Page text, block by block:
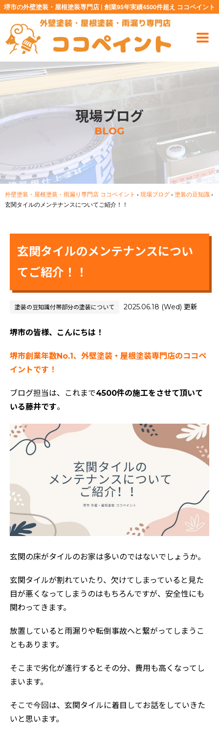
堺市の外壁塗装・屋根塗装専門店 | 創業95年実績4500件超え ココペイント
現場ブログ
BLOG
外壁塗装・屋根塗装・雨漏り専門店 ココペイント › 現場ブログ › 塗装の豆知識 ›
玄関タイルのメンテナンスについてご紹介！！
玄関タイルのメンテナンスについ
てご紹介！！
塗装の豆知識付帯部分の塗装について 2025.06.18 (Wed) 更新
堺市の皆様、こんにちは！
堺市創業年数No.1、外壁塗装・屋根塗装専門店のココペ
イントです！
ブログ担当は、これまで4500件の施工をさせて頂いて
いる藤井です。
玄関の床がタイルのお家は多いのではないでしょうか。
玄関タイルが割れていたり、欠けてしまっていると見た
目が悪くなってしまうのはもちろんですが、安全性にも
関わってきます。
放置していると雨漏りや転倒事故へと繋がってしまうこ
ともあります。
そこまで劣化が進行するとその分、費用も高くなってし
まいます。
そこで今回は、玄関タイルに着目してお話をしていきた
いと思います。